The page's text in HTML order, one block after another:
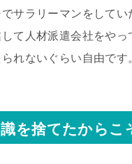
でサラリーマンをしてい
て人材派遣会社をやっ
れないぐらい自由です
を捨てたからこ